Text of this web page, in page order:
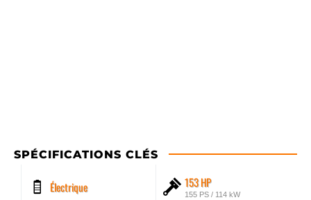
SPÉCIFICATIONS CLÉS
Électrique 153 HP
155 PS / 114 kW